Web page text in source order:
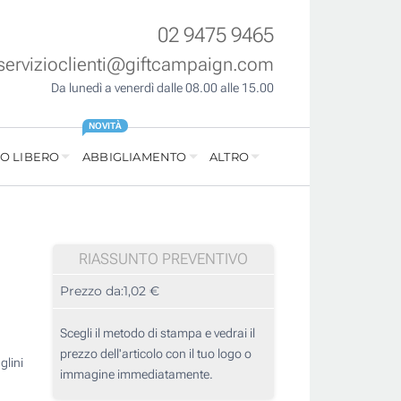
02 9475 9465
Da lunedì a venerdì dalle 08.00 alle 15.00
LIBERO ABBIGLIAMENTO
NOVITÀ
ALTRO
RIASSUNTO PREVENTIVO
Prezzo da:1,02 €
Scegli il metodo di stampa e vedrai il
prezzo dell'articolo con il tuo logo o
immagine immediatamente.